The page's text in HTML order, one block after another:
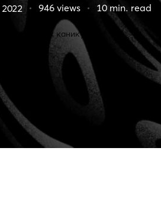
946 views 10 min. read